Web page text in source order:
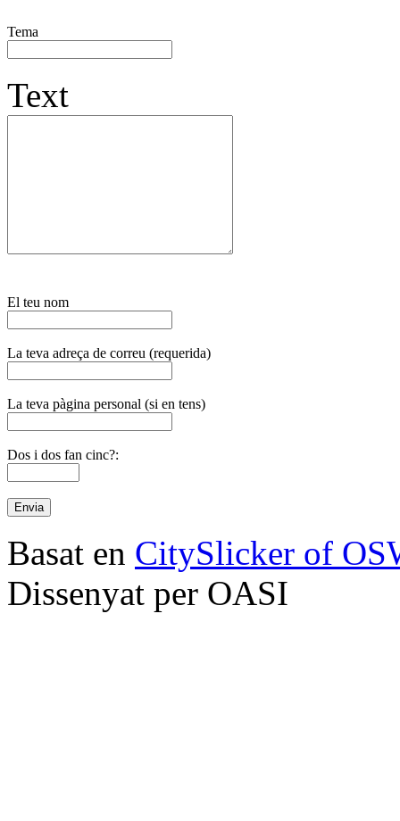
Tema
Text
El teu nom
La teva adreça de correu (requerida)
La teva pàgina personal (si en tens)
Dos i dos fan cinc?:
Basat en CitySlicker of
Dissenyat per OASI